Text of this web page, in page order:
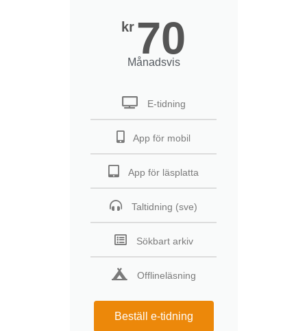
kr 70
Månadsvis
E-tidning
App för mobil
App för läsplatta
Taltidning (sve)
Sökbart arkiv
Offlineläsning
Beställ e-tidning